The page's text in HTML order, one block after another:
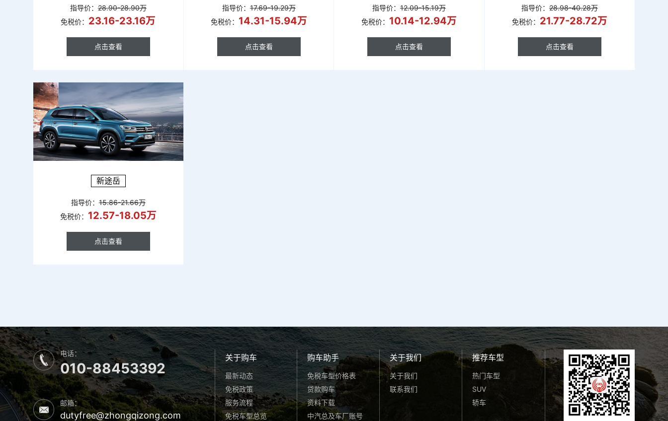
指导价：28.90-28.90万
免税价： 23.16-23.16万
点击查看
指导价：17.69-19.29万
免税价： 14.31-15.94万
点击查看
指导价：12.09-15.19万
免税价： 10.14-12.94万
点击查看
指导价：28.98-40.28万
免税价： 21.77-28.72万
点击查看
新途岳
指导价：15.86-21.66万
免税价： 12.57-18.05万
点击查看
电话：
010-88453392
邮箱：
dutyfree@zhongqizong.com
关于购车
最新动态
免税政策
服务流程
免税车型总览
购车助手
免税车型价格表
贷款购车
资料下载
中汽总及车厂账号
关于我们
关于我们
联系我们
推荐车型
热门车型
SUV
轿车